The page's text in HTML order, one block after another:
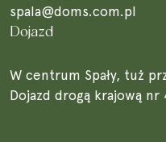
spala@doms.com.pl
Dojazd
W centrum Spały, tuż
Dojazd drogą krajową nr